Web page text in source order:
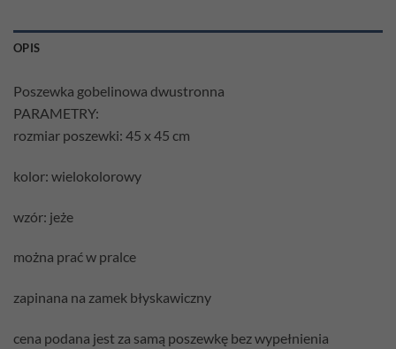
OPIS
Poszewka gobelinowa dwustronna
PARAMETRY:
rozmiar poszewki: 45 x 45 cm
kolor: wielokolorowy
wzór: jeże
można prać w pralce
zapinana na zamek błyskawiczny
cena podana jest za samą poszewkę bez wypełnienia